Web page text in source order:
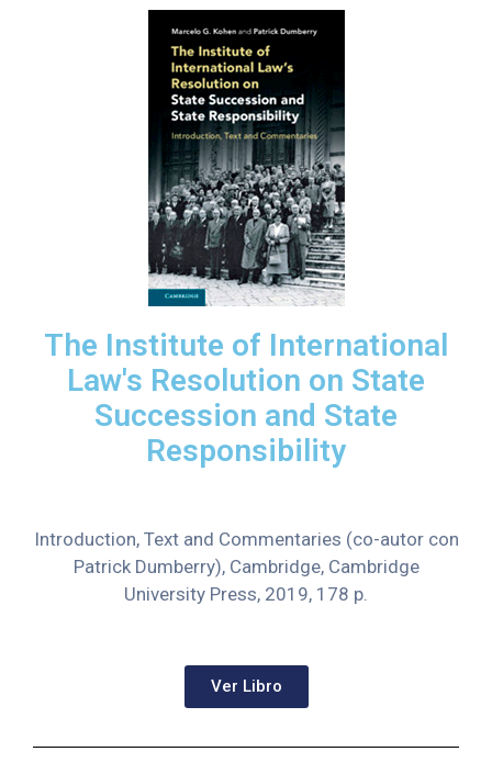
The Institute of International
Law's Resolution on State
Succession and State
Responsibility
Introduction, Text and Commentaries (co-autor con
Patrick Dumberry), Cambridge, Cambridge
University Press, 2019, 178 p.
Ver Libro